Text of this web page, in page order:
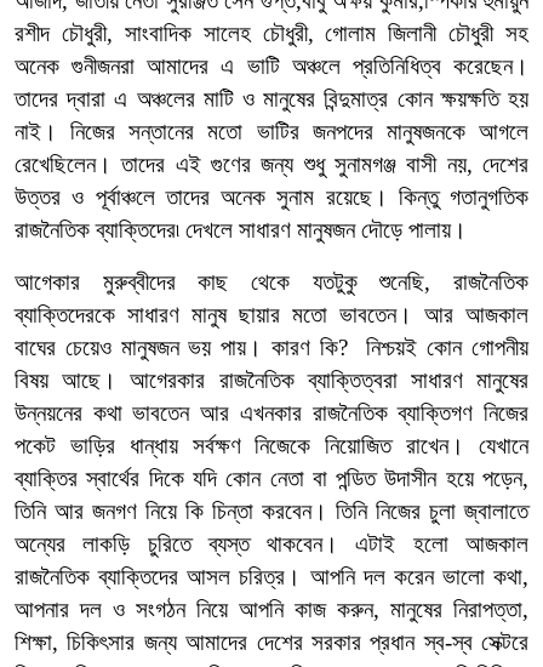
রশীদ চৌধুরী, সাংবাদিক সালেহ চৌধুরী, গোলাম জিলানী চৌধুরী সহ
অনেক গুনীজনরা আমাদের এ ভাটি অঞ্চলে প্রতিনিধিত্ব করেছেন।
তাদের দ্বারা এ অঞ্চলের মাটি ও মানুষের বিন্দুমাত্র কোন ক্ষয়ক্ষতি হয়
নাই। নিজের সন্তানের মতো ভাটির জনপদের মানুষজনকে আগলে
রেখেছিলেন। তাদের এই গুণের জন্য শুধু সুনামগঞ্জ বাসী নয়, দেশের
উত্তর ও পূর্বাঞ্চলে তাদের অনেক সুনাম রয়েছে। কিন্তু গতানুগতিক
রাজনৈতিক ব্যাক্তিদের৷ দেখলে সাধারণ মানুষজন দৌড়ে পালায়।
আগেকার মুরুব্বীদের কাছ থেকে যতটুকু শুনেছি, রাজনৈতিক
ব্যাক্তিদেরকে সাধারণ মানুষ ছায়ার মতো ভাবতেন। আর আজকাল
বাঘের চেয়েও মানুষজন ভয় পায়। কারণ কি? নিশ্চয়ই কোন গোপনীয়
বিষয় আছে। আগেরকার রাজনৈতিক ব্যাক্তিত্বরা সাধারণ মানুষের
উন্নয়নের কথা ভাবতেন আর এখনকার রাজনৈতিক ব্যাক্তিগণ নিজের
পকেট ভাড়ির ধান্ধায় সর্বক্ষণ নিজেকে নিয়োজিত রাখেন। যেখানে
ব্যাক্তির স্বার্থের দিকে যদি কোন নেতা বা পন্ডিত উদাসীন হয়ে পড়েন,
তিনি আর জনগণ নিয়ে কি চিন্তা করবেন। তিনি নিজের চুলা জ্বালাতে
অন্যের লাকড়ি চুরিতে ব্যস্ত থাকবেন। এটাই হলো আজকাল
রাজনৈতিক ব্যাক্তিদের আসল চরিত্র। আপনি দল করেন ভালো কথা,
আপনার দল ও সংগঠন নিয়ে আপনি কাজ করুন, মানুষের নিরাপত্তা,
শিক্ষা, চিকিৎসার জন্য আমাদের দেশের সরকার প্রধান স্ব-স্ব সেক্টরে